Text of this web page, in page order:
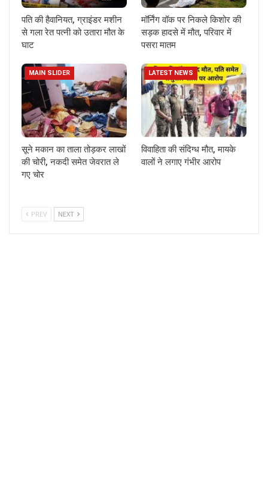
पति की हैवानियत, ग्राइंडर मशीन
से गला रेत पत्नी को उतारा मौत के
घाट
मॉर्निंग वॉक पर निकले किशोर की
सड़क हादसे में मौत, परिवार में
पसरा मातम
MAIN SLIDER
सूने मकान का ताला तोड़कर लाखों
की चोरी, नकदी समेत जेवरात ले
गए चोर
LATEST NEWS
विवाहिता की संदिग्ध मौत, मायके
वालों ने लगाए गंभीर आरोप
PREV NEXT